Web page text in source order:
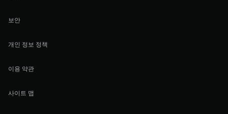
보안
개인 정보 정책
이용 약관
사이트 맵